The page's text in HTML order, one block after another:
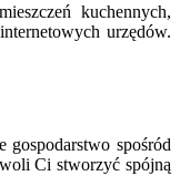
kuchennych,
urzędów.
spośród
Ci stworzyć spójną